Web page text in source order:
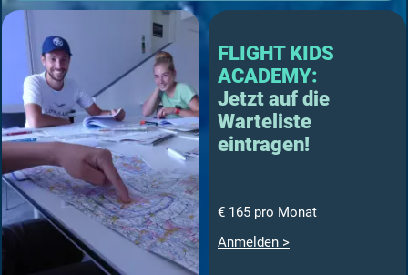
FLIGHT KIDS
ACADEMY:
Jetzt auf die
Warteliste
eintragen!
€ 165 pro Monat
Anmelden >